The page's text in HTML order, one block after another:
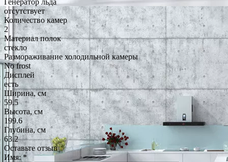
отсутствует
Количество камер
2
Материал полок
стекло
Размораживание холодильной камеры
No frost
Дисплей
есть
Ширина, см
59.5
Высота, см
199.6
Глубина, см
63.2
Оставьте отзыв
Имя:*